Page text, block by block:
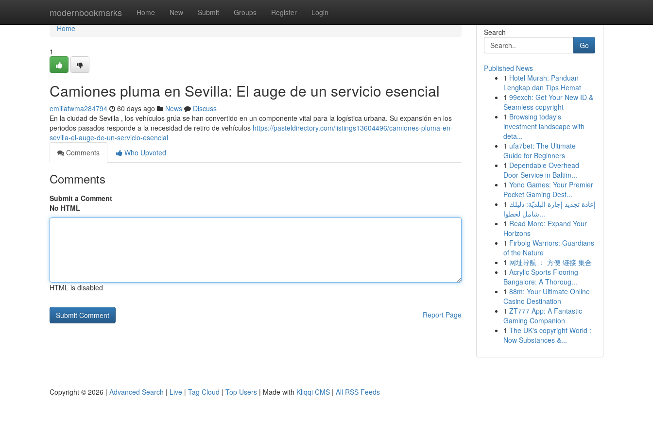
modernbookmarks Home New Submit Groups Register Login
Home
Home
1
Camiones pluma en Sevilla: El auge de un servicio esencial
emiliafwma284794 60 days ago News
Discuss
En la ciudad de Sevilla , los vehículos grúa se han convertido en un componente vital para la logística urbana. Su expansión en los
periodos pasados responde a la necesidad de retiro de vehículos https://pasteldirectory.com/listings13604496/camiones-pluma-en-
sevilla-el-auge-de-un-servicio-esencial
Comments
Who Upvoted
Comments
Submit a Comment
No HTML
HTML is disabled
Report Page
Search
Go
Published News
1 Hotel Murah: Panduan
Lengkap dan Tips Hemat
1 99exch: Get Your New ID &
Seamless copyright
1 Browsing today's
investment landscape with
deta...
1 ufa7bet: The Ultimate
Guide for Beginners
1 Dependable Overhead
Door Service in Baltim...
1 Yono Games: Your Premier
Pocket Gaming Dest...
1 إعادة تجديد إجازة البلديّة: دليلك
شامل لخطوا...
1 Read More: Expand Your
Horizons
1 Firbolg Warriors: Guardians
of the Nature
1 网址导航 ： 方便 链接 集合
1 Acrylic Sports Flooring
Bangalore: A Thoroug...
1 88m: Your Ultimate Online
Casino Destination
1 ZT777 App: A Fantastic
Gaming Companion
1 The UK's copyright World :
Now Substances &...
Copyright © 2026 | Advanced Search | Live | Tag Cloud | Top Users | Made with Kliqqi CMS | All RSS Feeds